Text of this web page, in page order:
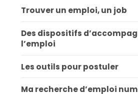
Trouver un emploi, un job
Des dispositifs
l’emploi
Les outils pour postuler
Ma recherche d’emploi